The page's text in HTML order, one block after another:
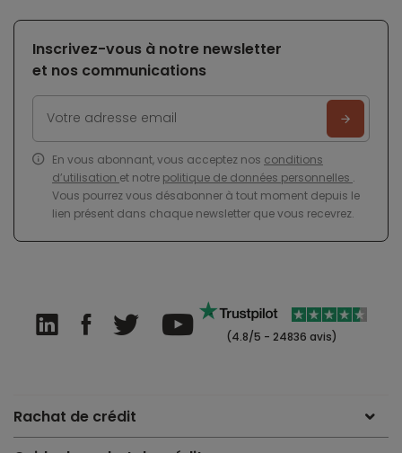
Inscrivez-vous à notre newsletter
et nos communications
En vous abonnant, vous acceptez nos conditions
d’utilisation et notre politique de données personnelles .
Vous pourrez vous désabonner à tout moment depuis le
lien présent dans chaque newsletter que vous recevrez.
(4.8/5 - 24836 avis)
Rachat de crédit